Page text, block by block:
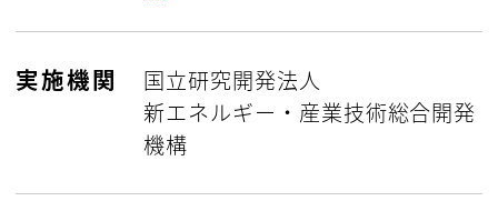
実施機関
国立研究開発法人
新エネルギー・産業技術総合開発
機構